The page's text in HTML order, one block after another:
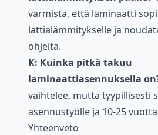
varmista, että laminaatti
lattialämmitykselle ja
ohjeita.
K: Kuinka pitkä takuu
laminaattiasennuksella
vaihtelee, mutta tyypillisesti
asennustyölle ja 10-25
Yhteenveto